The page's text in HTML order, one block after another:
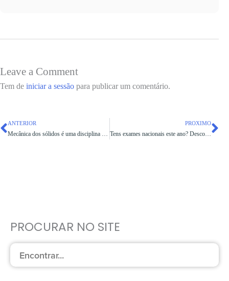
Leave a Comment
Tem de iniciar a sessão para publicar um comentário.
ANTERIOR
Mecânica dos sólidos é uma disciplina difícil? Descobre como facilitar a tua aprendizagem!
PROXIMO
Tens exames nacionais este ano? Descobre como te podemos ajudar!
PROCURAR NO SITE